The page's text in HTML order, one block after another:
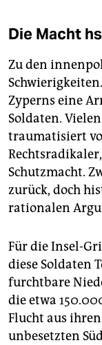
Die Macht
Zu den
Zyperns eine
Soldaten.
traumatisiert
Schutzmacht.
zurück, doch
rationalen
Für die Insel-
diese Soldaten
furchtbare
die etwa
Flucht aus
unbesetzten